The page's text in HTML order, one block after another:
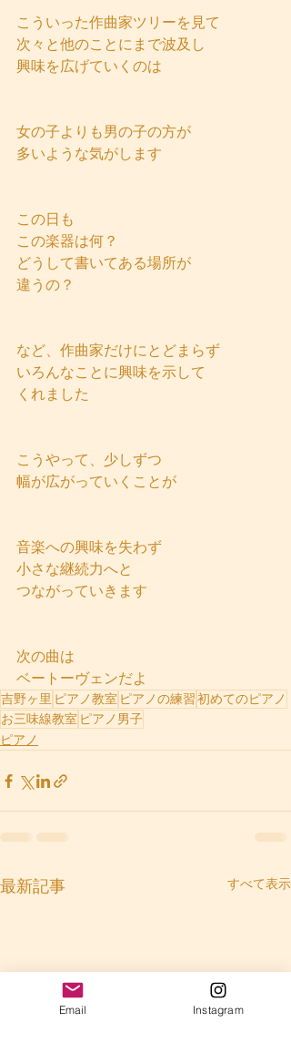
こういった作曲家ツリーを見て
次々と他のことにまで波及し
興味を広げていくのは
女の子よりも男の子の方が
多いような気がします
この日も
この楽器は何？
どうして書いてある場所が
違うの？
など、作曲家だけにとどまらず
いろんなことに興味を示して
くれました
こうやって、少しずつ
幅が広がっていくことが
音楽への興味を失わず
小さな継続力へと
つながっていきます
次の曲は
ベートーヴェンだよ
吉野ヶ里 ピアノ教室 ピアノの練習初めてのピアノ
お三味線教室 ピアノ男子
ピアノ
最新記事 すべて表示
Email Instagram